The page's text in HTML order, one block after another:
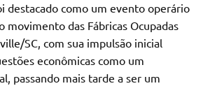
destacado como um evento operário
movimento das Fábricas Ocupadas
SC, com sua impulsão inicial
econômicas como um
passando mais tarde a ser um